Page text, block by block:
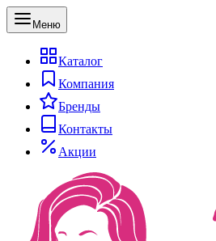
Меню
Каталог
Компания
Бренды
Контакты
Акции